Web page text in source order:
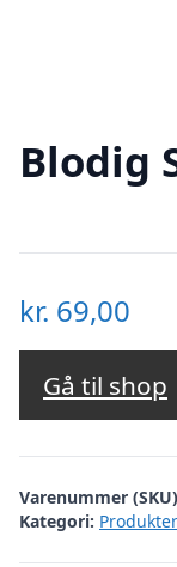
Blodig
kr. 69,00
Gå til shop
Varenummer
Kategori: Produkter